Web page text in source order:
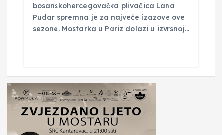
bosanskohercegovačka plivačica Lana
Pudar spremna je za najveće izazove ove
sezone. Mostarka u Pariz dolazi u izvrsnoj…